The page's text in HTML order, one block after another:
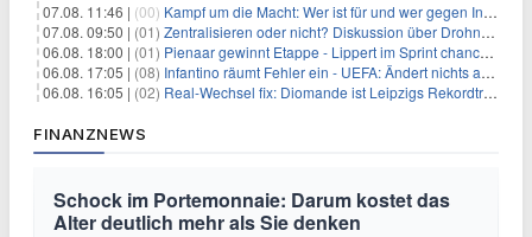
07.08. 11:46 | (00) Kampf um die Macht: Wer ist für und wer gegen Infantino?
07.08. 09:50 | (01) Zentralisieren oder nicht? Diskussion über Drohnenabwehr
06.08. 18:00 | (01) Pienaar gewinnt Etappe - Lippert im Sprint chancenlos
06.08. 17:05 | (08) Infantino räumt Fehler ein - UEFA: Ändert nichts an Boykott
06.08. 16:05 | (02) Real-Wechsel fix: Diomande ist Leipzigs Rekordtransfer
FINANZNEWS
Schock im Portemonnaie: Darum kostet das
Alter deutlich mehr als Sie denken